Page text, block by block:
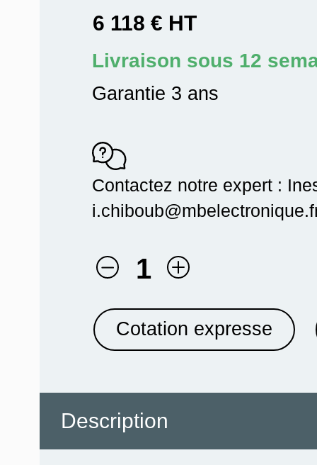
6 118 € HT
Livraison sous 12
Garantie 3 ans
Contactez notre expert :
1
Cotation expresse
Description